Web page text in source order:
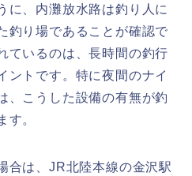
に、内灘放水路は釣り人に
釣り場であることが確認で
ているのは、長時間の釣行
ントです。特に夜間のナイ
、こうした設備の有無が釣
す。
合は、JR北陸本線の金沢駅